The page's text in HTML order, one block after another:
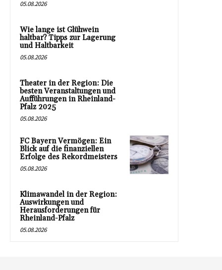
05.08.2026
Wie lange ist Glühwein
haltbar? Tipps zur Lagerung
und Haltbarkeit
05.08.2026
Theater in der Region: Die
besten Veranstaltungen und
Aufführungen in Rheinland-
Pfalz 2025
05.08.2026
FC Bayern Vermögen: Ein
Blick auf die finanziellen
Erfolge des Rekordmeisters
05.08.2026
Klimawandel in der Region:
Auswirkungen und
Herausforderungen für
Rheinland-Pfalz
05.08.2026